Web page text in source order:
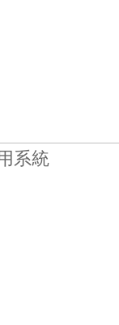
系統